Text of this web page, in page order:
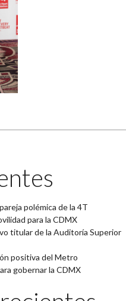
polémica de la 4T
para la CDMX
titular de la Auditoría Superior
positiva del Metro
gobernar la CDMX